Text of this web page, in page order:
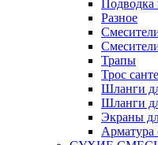
Подводка
Разное
Трапы
Трос
Шланги
Шланги
Экраны
Арматура